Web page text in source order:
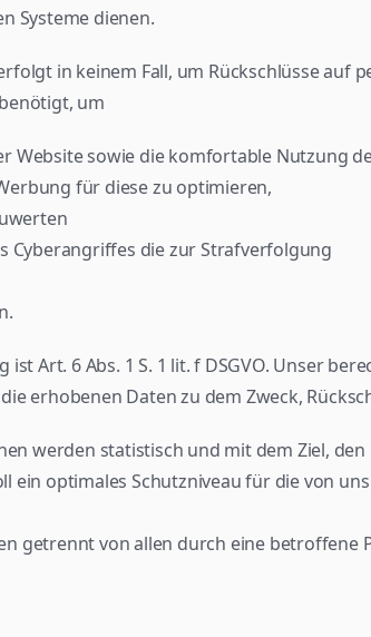
Systeme dienen.
in keinem Fall, um Rückschlüsse auf
um
Website sowie die komfortable Nutzung
für diese zu optimieren,
Cyberangriffes die zur Strafverfolgung
Art. 6 Abs. 1 S. 1 lit. f DSGVO. Unser
erhobenen Daten zu dem Zweck,
werden statistisch und mit dem Ziel,
ein optimales Schutzniveau für die von
getrennt von allen durch eine